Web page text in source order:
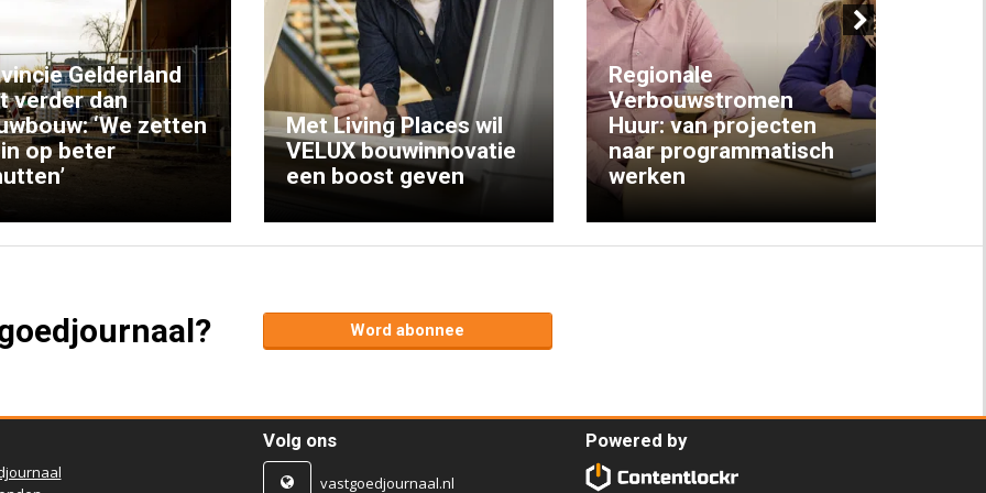
Gelderland
verder dan
‘We zetten
op beter
Met Living Places wil
VELUX bouwinnovatie
een boost geven
Regionale
Verbouwstromen
Huur: van projecten
naar programmatisch
werken
Next
Word abonnee
Volg ons
vastgoedjournaal.nl
Powered by